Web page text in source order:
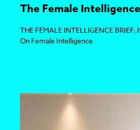
The Female
THE FEMALE INTELLIGENCE BRIEF,
On Female Intelligence